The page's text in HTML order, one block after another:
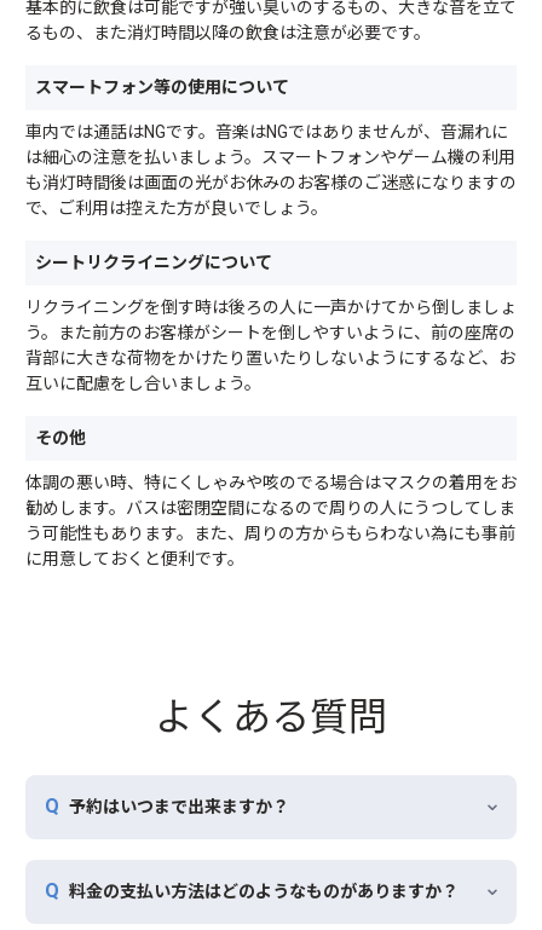
基本的に飲食は可能ですが強い臭いのするもの、大きな音を立て
るもの、また消灯時間以降の飲食は注意が必要です。
スマートフォン等の使用について
車内では通話はNGです。音楽はNGではありませんが、音漏れに
は細心の注意を払いましょう。スマートフォンやゲーム機の利用
も消灯時間後は画面の光がお休みのお客様のご迷惑になりますの
で、ご利用は控えた方が良いでしょう。
シートリクライニングについて
リクライニングを倒す時は後ろの人に一声かけてから倒しましょ
う。また前方のお客様がシートを倒しやすいように、前の座席の
背部に大きな荷物をかけたり置いたりしないようにするなど、お
互いに配慮をし合いましょう。
その他
体調の悪い時、特にくしゃみや咳のでる場合はマスクの着用をお
勧めします。バスは密閉空間になるので周りの人にうつしてしま
う可能性もあります。また、周りの方からもらわない為にも事前
に用意しておくと便利です。
よくある質問
予約はいつまで出来ますか？
料金の支払い方法はどのようなものがありますか？